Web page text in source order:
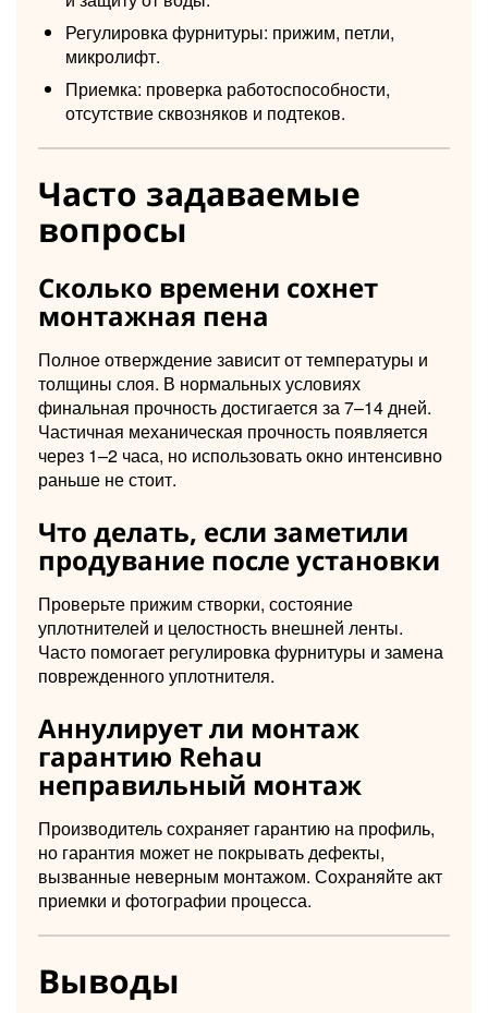
Регулировка фурнитуры: прижим, петли,
микролифт.
Приемка: проверка работоспособности,
отсутствие сквозняков и подтеков.
Часто задаваемые
вопросы
Сколько времени сохнет
монтажная пена
Полное отверждение зависит от температуры и
толщины слоя. В нормальных условиях
финальная прочность достигается за 7–14 дней.
Частичная механическая прочность появляется
через 1–2 часа, но использовать окно интенсивно
раньше не стоит.
Что делать, если заметили
продувание после установки
Проверьте прижим створки, состояние
уплотнителей и целостность внешней ленты.
Часто помогает регулировка фурнитуры и замена
поврежденного уплотнителя.
Аннулирует ли монтаж
гарантию Rehau
неправильный монтаж
Производитель сохраняет гарантию на профиль,
но гарантия может не покрывать дефекты,
вызванные неверным монтажом. Сохраняйте акт
приемки и фотографии процесса.
Выводы